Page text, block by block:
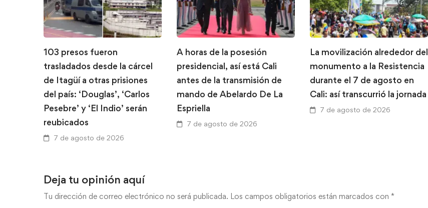
103 presos fueron
trasladados desde la cárcel
de Itagüí a otras prisiones
del país: ‘Douglas’, ‘Carlos
Pesebre’ y ‘El Indio’ serán
reubicados
7 de agosto de 2026
A horas de la posesión
presidencial, así está Cali
antes de la transmisión de
mando de Abelardo De La
Espriella
7 de agosto de 2026
La movilización alrededor del
monumento a la Resistencia
durante el 7 de agosto en
Cali: así transcurrió la jornada
7 de agosto de 2026
Deja tu opinión aquí
Tu dirección de correo electrónico no será publicada. Los campos obligatorios están marcados con *